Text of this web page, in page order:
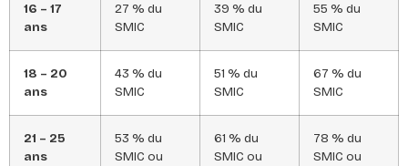
16 – 17
ans
27 % du
SMIC
39 % du
SMIC
55 % du
SMIC
18 – 20
ans
43 % du
SMIC
51 % du
SMIC
67 % du
SMIC
21 – 25
ans
53 % du
SMIC ou
61 % du
SMIC ou
78 % du
SMIC ou